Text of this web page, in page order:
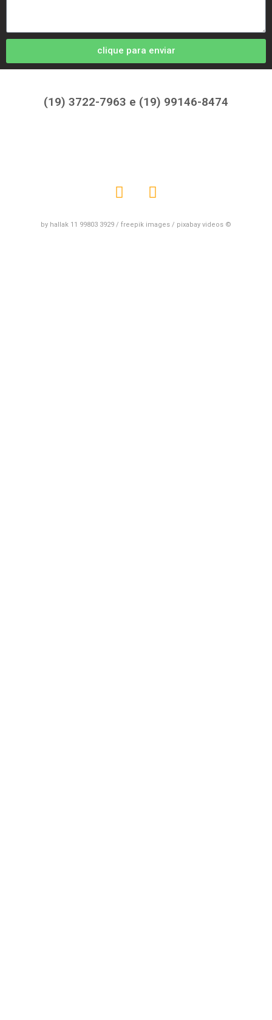
clique para enviar
(19) 3722-7963 e (19) 99146-8474
by hallak 11 99803 3929 / freepik images / pixabay videos ©